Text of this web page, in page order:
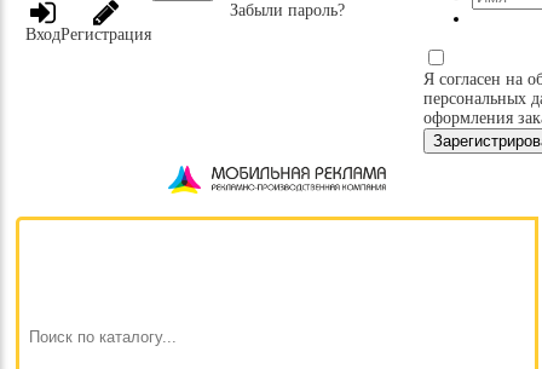
ВходРегистрация
Забыли пароль?
Я согласен на
персональных
оформления